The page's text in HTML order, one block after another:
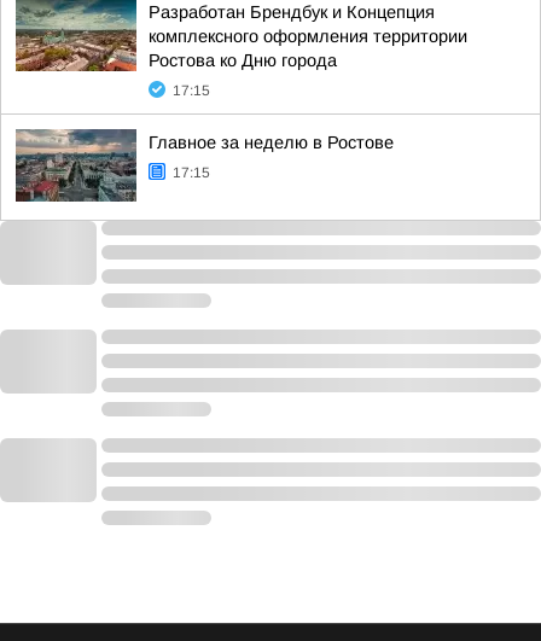
Разработан Брендбук и Концепция
комплексного оформления территории
Ростова ко Дню города
17:15
Главное за неделю в Ростове
17:15